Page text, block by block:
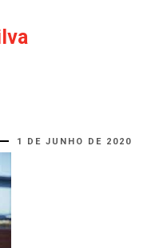
1 DE JUNHO DE 2020